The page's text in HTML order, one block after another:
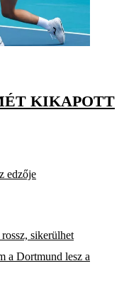
KIKAPOTT
edzője
sikerülhet
a Dortmund lesz a